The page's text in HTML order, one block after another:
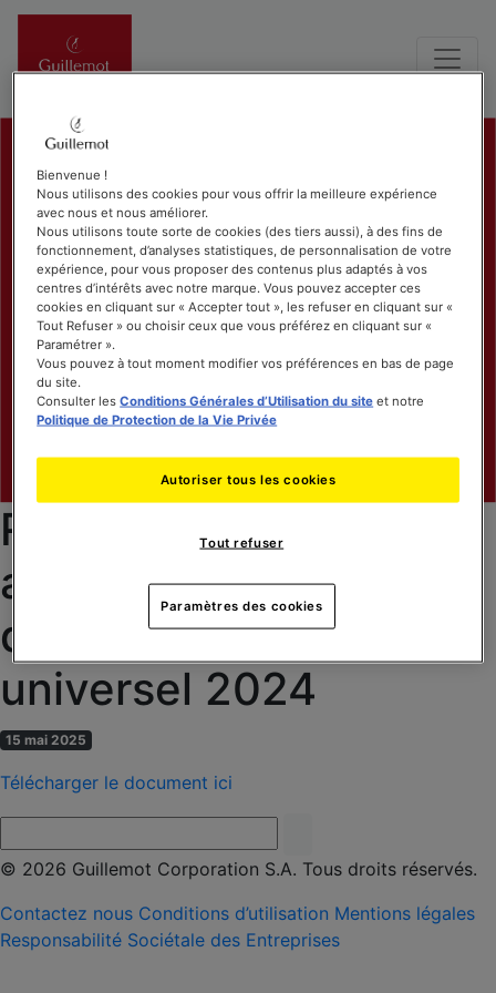
Rapport financier
annuel – Document
d’enregistrement
universel 2024
15 mai 2025
Télécharger le document ici
© 2026 Guillemot Corporation S.A. Tous droits réservés.
Contactez nous Conditions d’utilisation Mentions légales
Responsabilité Sociétale des Entreprises
Bienvenue !
Nous utilisons des cookies pour vous offrir la meilleure expérience
avec nous et nous améliorer.
Nous utilisons toute sorte de cookies (des tiers aussi), à des fins de
fonctionnement, d’analyses statistiques, de personnalisation de votre
expérience, pour vous proposer des contenus plus adaptés à vos
centres d’intérêts avec notre marque. Vous pouvez accepter ces
cookies en cliquant sur « Accepter tout », les refuser en cliquant sur «
Tout Refuser » ou choisir ceux que vous préférez en cliquant sur «
Paramétrer ».
Vous pouvez à tout moment modifier vos préférences en bas de page
du site.
Consulter lesConditions Générales d’Utilisation du site et notre
Politique de Protection de la Vie Privée
Tout refuser
Autoriser tous les cookies
Paramètres des cookies